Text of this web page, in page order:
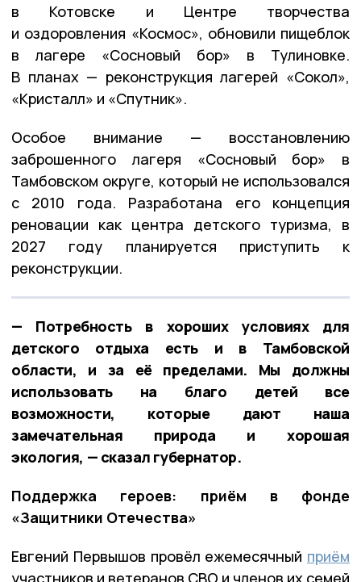
в Котовске и Центре творчества
и оздоровления «Космос», обновили пищеблок
в лагере «Сосновый бор» в Тулиновке.
В планах — реконструкция лагерей «Сокол»,
«Кристалл» и «Спутник».
Особое внимание — восстановлению
заброшенного лагеря «Сосновый бор» в
Тамбовском округе, который не использовался
с 2010 года. Разработана его концепция
реновации как центра детского туризма, в
2027 году планируется приступить к
реконструкции.
— Потребность в хороших условиях для
детского отдыха есть и в Тамбовской
области, и за её пределами. Мы должны
использовать на благо детей все
возможности, которые дают наша
замечательная природа и хорошая
экология, — сказал губернатор.
Поддержка героев: приём в фонде
«Защитники Отечества»
Евгений Первышов провёл ежемесячный приём
участников и ветеранов СВО и членов их семей